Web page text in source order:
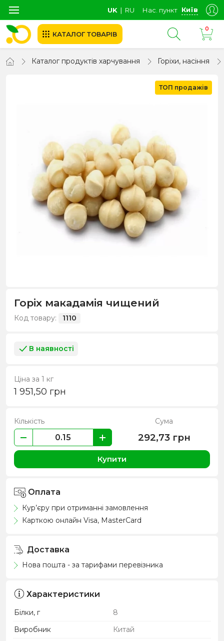
UK ∣ RU Нас. пункт Київ
КАТАЛОГ ТОВАРІВ
0
Каталог продуктів харчування Горіхи, насіння
ТОП продажів
Горіх макадамія чищений
Код товару: 1110
В наявності
Ціна за 1 кг
1 951,50 грн
Кількість Сума
292,73 грн
Купити
Оплата
Кур’єру при отриманні замовлення
Карткою онлайн Visa, MasterCard
Доставка
Нова пошта - за тарифами перевізника
Характеристики
Білки, г
8
Виробник
Китай